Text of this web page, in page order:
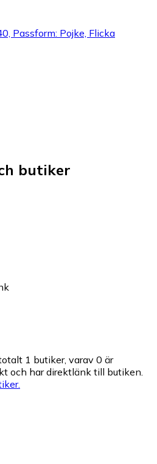
Passform: Pojke, Flicka
butiker
1 butiker, varav 0 är
och har direktlänk till butiken.